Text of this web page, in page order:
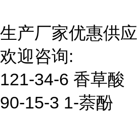
生产厂家优惠供
欢迎咨询:
121-34-6 香草酸
90-15-3 1-萘酚